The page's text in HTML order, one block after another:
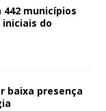
municípios
iniciais do
baixa presença